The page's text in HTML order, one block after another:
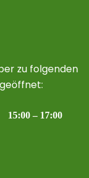
zu folgenden
– 17:00